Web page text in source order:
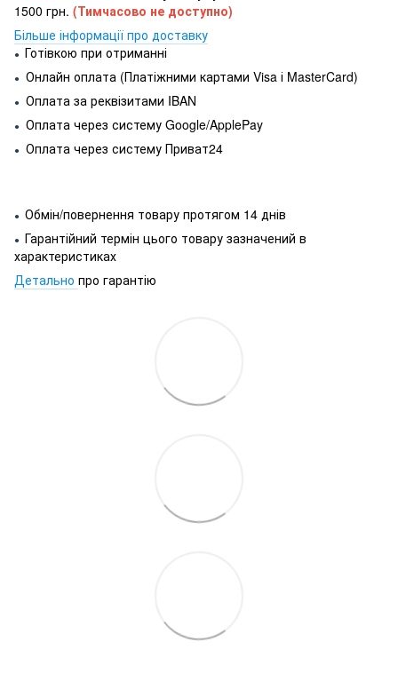
1500 грн. (Тимчасово не доступно)
Більше інформації про доставку
● Готівкою при отриманні
● Онлайн оплата (Платіжними картами Visa і MasterCard)
● Оплата за реквізитами IBAN
● Оплата через систему Google/ApplePay
● Оплата через систему Приват24
● Обмін/повернення товару протягом 14 днів
● Гарантійний термін цього товару зазначений в
характеристиках
Детально про гарантію